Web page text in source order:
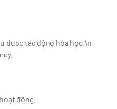
được tác động hóa học.\n
động.